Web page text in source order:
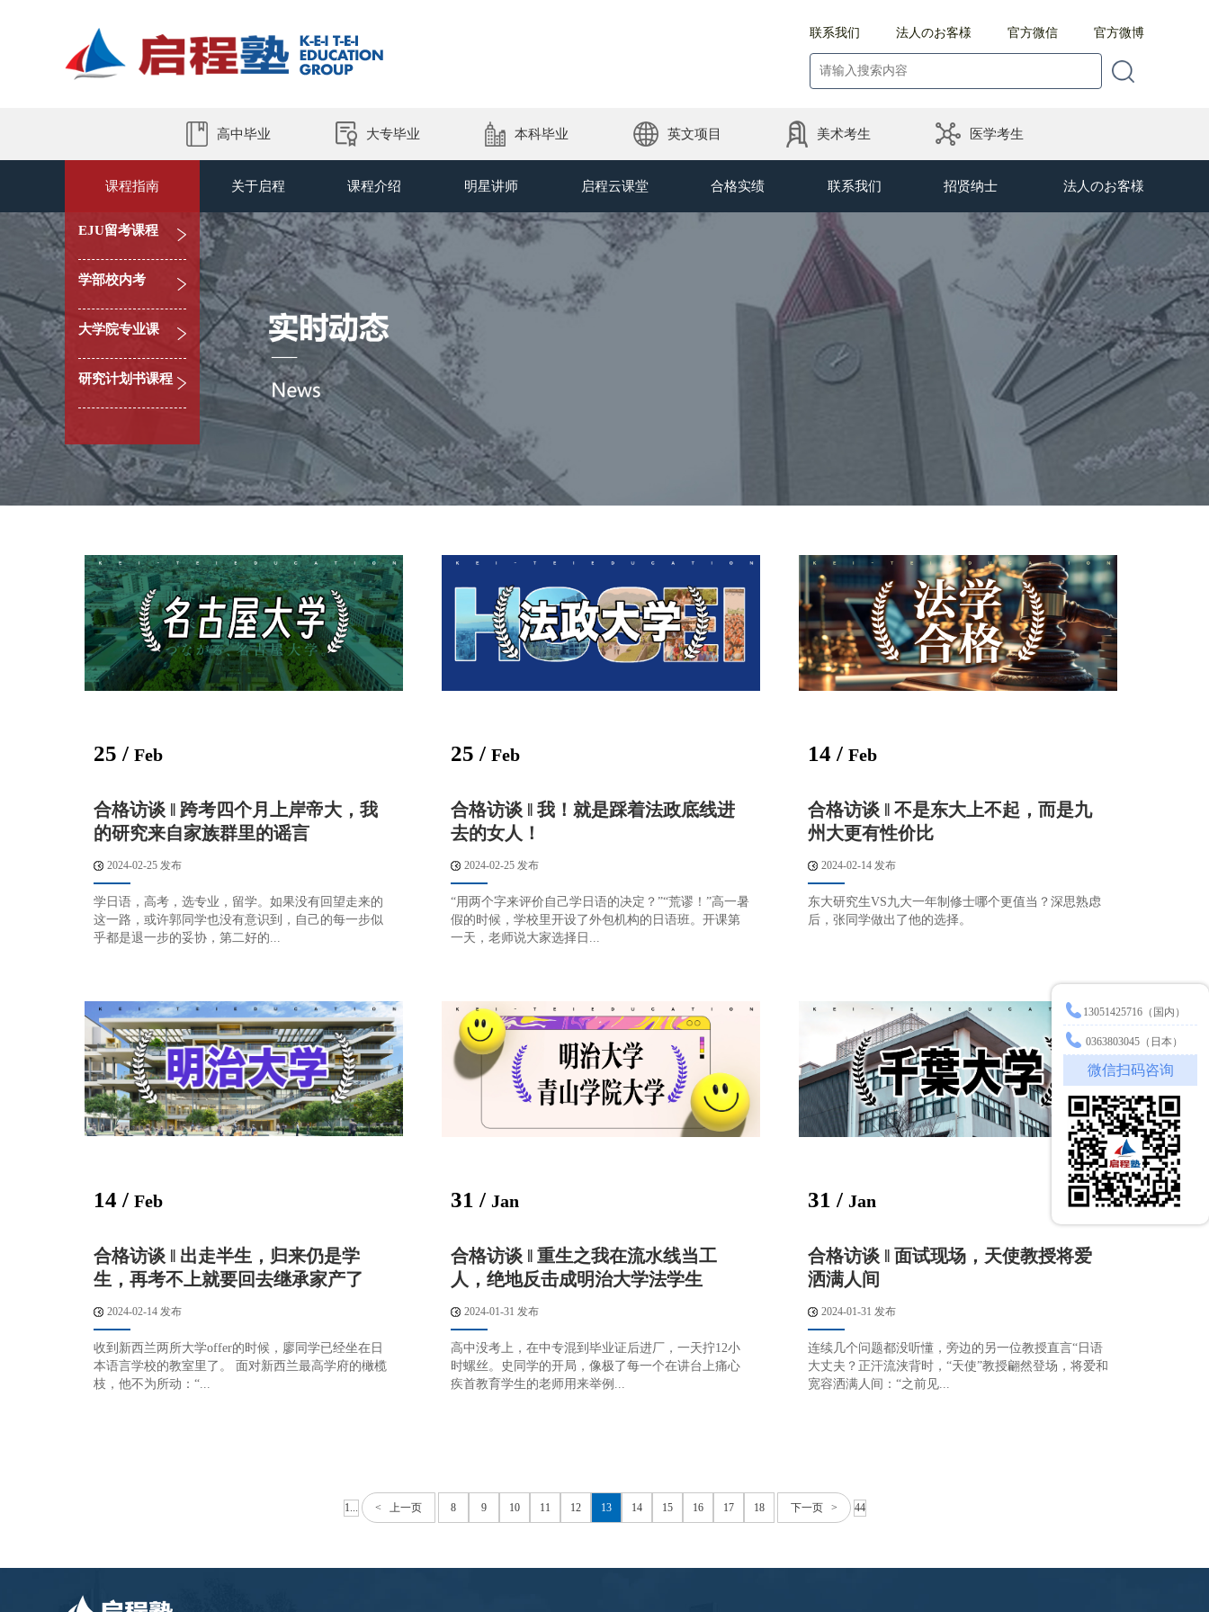
联系我们 法人のお客様 官方微信 官方微博
高中毕业 大专毕业 本科毕业 英文项目 美术考生 医学考生
课程指南
EJU留考课程
学部校内考
大学院专业课
研究计划书课程
关于启程 课程介绍 明星讲师 启程云课堂 合格实绩 联系我们 招贤纳士 法人のお客様
25 / Feb
合格访谈 ‖ 跨考四个月上岸帝大，我
的研究来自家族群里的谣言
2024-02-25 发布
学日语，高考，选专业，留学。如果没有回望走来的
这一路，或许郭同学也没有意识到，自己的每一步似
乎都是退一步的妥协，第二好的...
25 / Feb
合格访谈 ‖ 我！就是踩着法政底线进
去的女人！
2024-02-25 发布
“用两个字来评价自己学日语的决定？”“荒谬！”高一暑
假的时候，学校里开设了外包机构的日语班。开课第
一天，老师说大家选择日...
14 / Feb
合格访谈 ‖ 不是东大上不起，而是九
州大更有性价比
2024-02-14 发布
东大研究生VS九大一年制修士哪个更值当？深思熟虑
后，张同学做出了他的选择。
14 / Feb
合格访谈 ‖ 出走半生，归来仍是学
生，再考不上就要回去继承家产了
2024-02-14 发布
收到新西兰两所大学offer的时候，廖同学已经坐在日
本语言学校的教室里了。 面对新西兰最高学府的橄榄
枝，他不为所动：“...
31 / Jan
合格访谈 ‖ 重生之我在流水线当工
人，绝地反击成明治大学法学生
2024-01-31 发布
高中没考上，在中专混到毕业证后进厂，一天拧12小
时螺丝。史同学的开局，像极了每一个在讲台上痛心
疾首教育学生的老师用来举例...
31 / Jan
合格访谈 ‖ 面试现场，天使教授将爱
洒满人间
2024-01-31 发布
连续几个问题都没听懂，旁边的另一位教授直言“日语
大丈夫？正汗流浃背时，“天使”教授翩然登场，将爱和
宽容洒满人间：“之前见...
1... < 上一页 8 9 10 11 12 13 14 15 16 17 18 下一页 > 44
13051425716（国内）
0363803045（日本）
微信扫码咨询